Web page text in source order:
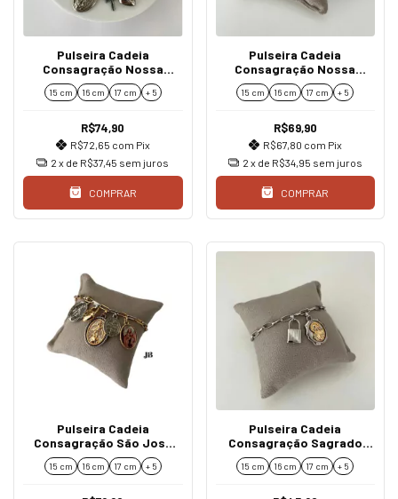
Pulseira Cadeia
Consagração Nossa
Senhora de Guadalupe
Rosa
15 cm 16 cm 17 cm + 5
R$74,90
R$72,65 com Pix
2 x de R$37,45 sem juros
COMPRAR
Pulseira Cadeia
Consagração Nossa
Senhora das Graças
Espírito Santo
15 cm 16 cm 17 cm + 5
R$69,90
R$67,80 com Pix
2 x de R$34,95 sem juros
COMPRAR
Pulseira Cadeia
Consagração São José
São Miguel Nossa Senhora
das Graças
15 cm 16 cm 17 cm + 5
Pulseira Cadeia
Consagração Sagrado
Coração de Maria
15 cm 16 cm 17 cm + 5